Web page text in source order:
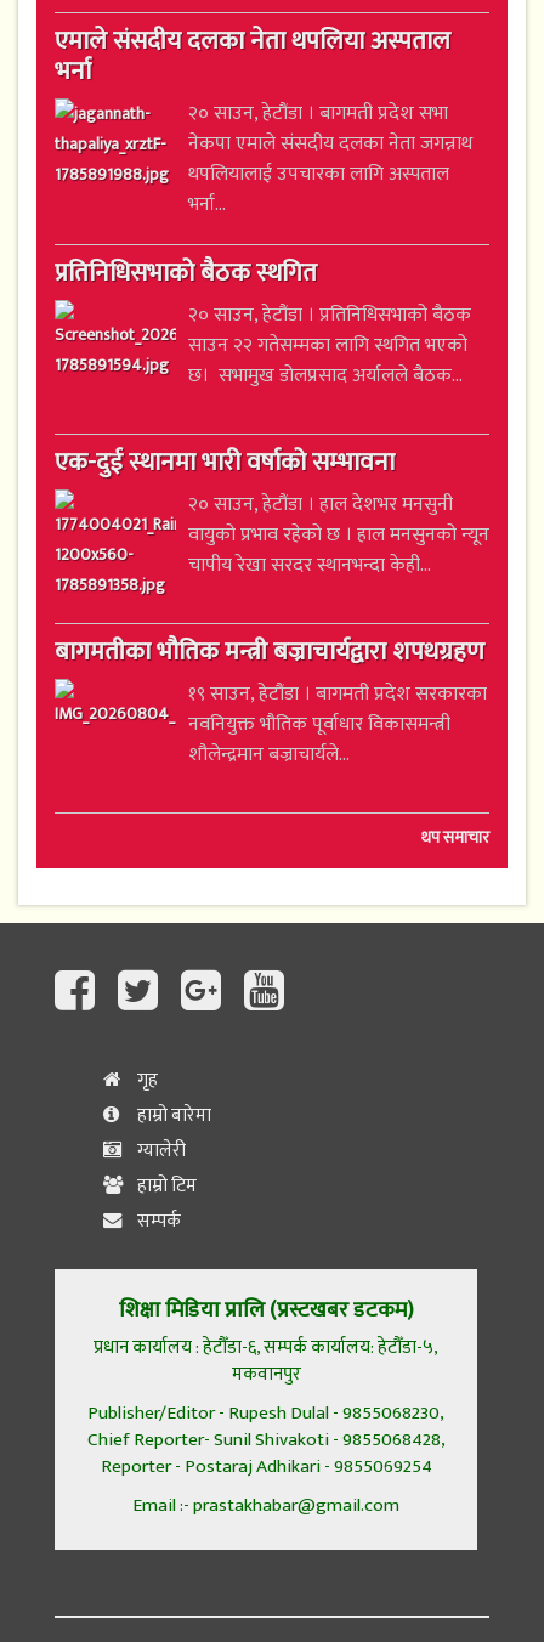
एमाले संसदीय दलका नेता थपलिया अस्पताल
भर्ना
२० साउन, हेटौंडा । बागमती प्रदेश सभा
नेकपा एमाले संसदीय दलका नेता जगन्नाथ
थपलियालाई उपचारका लागि अस्पताल
भर्ना...
प्रतिनिधिसभाको बैठक स्थगित
२० साउन, हेटौंडा । प्रतिनिधिसभाको बैठक
साउन २२ गतेसम्मका लागि स्थगित भएको
छ। सभामुख डोलप्रसाद अर्यालले बैठक...
एक-दुई स्थानमा भारी वर्षाको सम्भावना
२० साउन, हेटौंडा । हाल देशभर मनसुनी
वायुको प्रभाव रहेको छ । हाल मनसुनको न्यून
चापीय रेखा सरदर स्थानभन्दा केही...
बागमतीका भौतिक मन्त्री बज्राचार्यद्वारा शपथग्रहण
१९ साउन, हेटौंडा । बागमती प्रदेश सरकारका
नवनियुक्त भौतिक पूर्वाधार विकासमन्त्री
शौलेन्द्रमान बज्राचार्यले...
थप समाचार
गृह
हाम्रो बारेमा
ग्यालेरी
हाम्रो टिम
सम्पर्क
शिक्षा मिडिया प्रालि (प्रस्टखबर डटकम)
प्रधान कार्यालय : हेटौँडा-६, सम्पर्क कार्यालय: हेटौँडा-५,
मकवानपुर
Publisher/Editor - Rupesh Dulal - 9855068230,
Chief Reporter- Sunil Shivakoti - 9855068428,
Reporter - Postaraj Adhikari - 9855069254
Email :- prastakhabar@gmail.com